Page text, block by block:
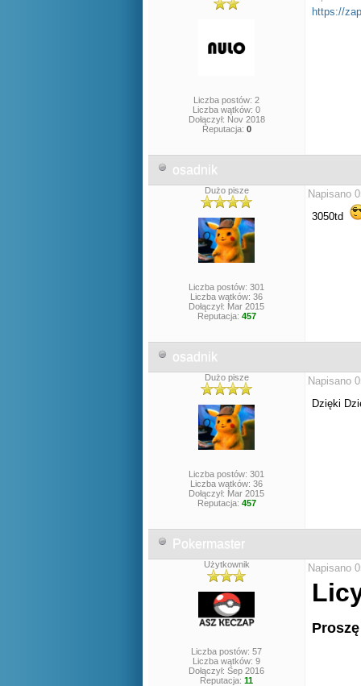
Liczba postów: 2
Liczba wątków: 0
Dołączył: Nov 2018
Reputacja: 0
https://
osadnik
Dużo pisze
Liczba postów: 301
Liczba wątków: 36
Dołączył: Mar 2015
Reputacja: 457
Napisano
3050td
osadnik
Dużo pisze
Liczba postów: 301
Liczba wątków: 36
Dołączył: Mar 2015
Reputacja: 457
Napisano
Dzięki
Pokermaster
Użytkownik
Liczba postów: 57
Liczba wątków: 9
Dołączył: Sep 2016
Reputacja: 11
Napisano